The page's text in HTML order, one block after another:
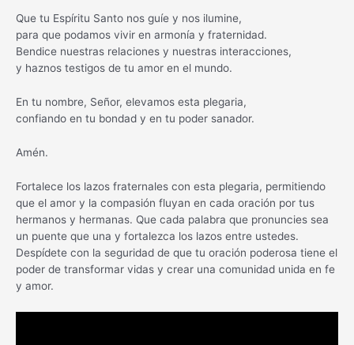
Que tu Espíritu Santo nos guíe y nos ilumine,
para que podamos vivir en armonía y fraternidad.
Bendice nuestras relaciones y nuestras interacciones,
y haznos testigos de tu amor en el mundo.
En tu nombre, Señor, elevamos esta plegaria,
confiando en tu bondad y en tu poder sanador.
Amén.
Fortalece los lazos fraternales con esta plegaria, permitiendo
que el amor y la compasión fluyan en cada oración por tus
hermanos y hermanas. Que cada palabra que pronuncies sea
un puente que una y fortalezca los lazos entre ustedes.
Despídete con la seguridad de que tu oración poderosa tiene el
poder de transformar vidas y crear una comunidad unida en fe
y amor.